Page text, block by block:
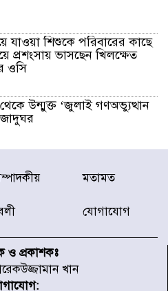
যাওয়া শিশুকে পরিবারের কাছে
প্রশংসায় ভাসছেন খিলক্ষেত
ওসি
উন্মুক্ত ‘জুলাই গণঅভ্যুত্থান
জাদুঘর
উত্তরা আঞ্চলিক পাসপোর্ট
সামনে দালাল চক্রের ১৩ জন
র‌্যাব-১
পর্যায়ে : ইরান
মতামত
যোগাযোগ
ও প্রকাশকঃ
খান